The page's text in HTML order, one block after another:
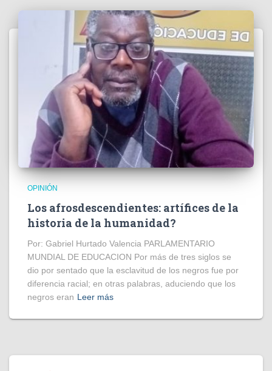
OPINIÓN
Los afrosdescendientes: artífices de la
historia de la humanidad?
Por: Gabriel Hurtado Valencia PARLAMENTARIO
MUNDIAL DE EDUCACION Por más de tres siglos se
dio por sentado que la esclavitud de los negros fue por
diferencia racial; en otras palabras, aduciendo que los
negros eran Leer más